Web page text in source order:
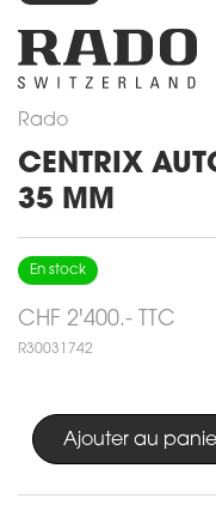
Rado
CENTRIX
35 MM
En stock
CHF 2'400.- TTC
R30031742